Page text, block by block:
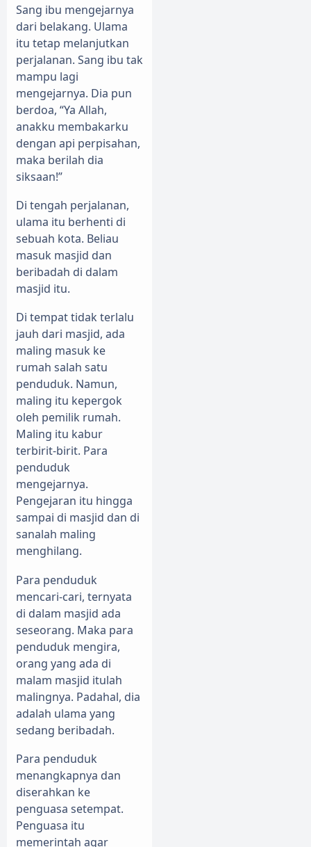
Sang ibu mengejarnya
dari belakang. Ulama
itu tetap melanjutkan
perjalanan. Sang ibu tak
mampu lagi
mengejarnya. Dia pun
berdoa, “Ya Allah,
anakku membakarku
dengan api perpisahan,
maka berilah dia
siksaan!”
Di tengah perjalanan,
ulama itu berhenti di
sebuah kota. Beliau
masuk masjid dan
beribadah di dalam
masjid itu.
Di tempat tidak terlalu
jauh dari masjid, ada
maling masuk ke
rumah salah satu
penduduk. Namun,
maling itu kepergok
oleh pemilik rumah.
Maling itu kabur
terbirit-birit. Para
penduduk
mengejarnya.
Pengejaran itu hingga
sampai di masjid dan di
sanalah maling
menghilang.
Para penduduk
mencari-cari, ternyata
di dalam masjid ada
seseorang. Maka para
penduduk mengira,
orang yang ada di
malam masjid itulah
malingnya. Padahal, dia
adalah ulama yang
sedang beribadah.
Para penduduk
menangkapnya dan
diserahkan ke
penguasa setempat.
Penguasa itu
memerintah agar